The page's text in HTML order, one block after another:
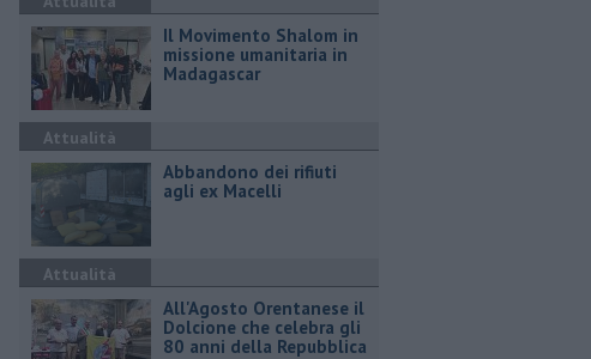
Il Movimento Shalom in
missione umanitaria in
Madagascar
Attualità
Abbandono dei rifiuti
agli ex Macelli
Attualità
All'Agosto Orentanese il
Dolcione che celebra gli
80 anni della Repubblica